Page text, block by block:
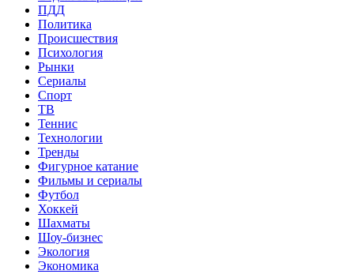
ПДД
Политика
Происшествия
Психология
Рынки
Сериалы
Спорт
ТВ
Теннис
Технологии
Тренды
Фигурное катание
Фильмы и сериалы
Футбол
Хоккей
Шахматы
Шоу-бизнес
Экология
Экономика